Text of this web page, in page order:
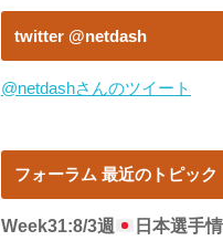
twitter @netdash
@netdashさんのツイート
フォーラム 最近のトピック
Week31:8/3週 日本選手